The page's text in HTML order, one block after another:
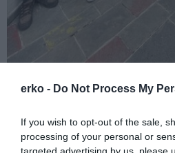
erko - Do Not Process My
If you wish to opt-out of the sale,
processing of your personal or
Δράμας υποδέχθηκε 24 μαθητές
Δημοτικό Σχολείο. Στην παρούσα